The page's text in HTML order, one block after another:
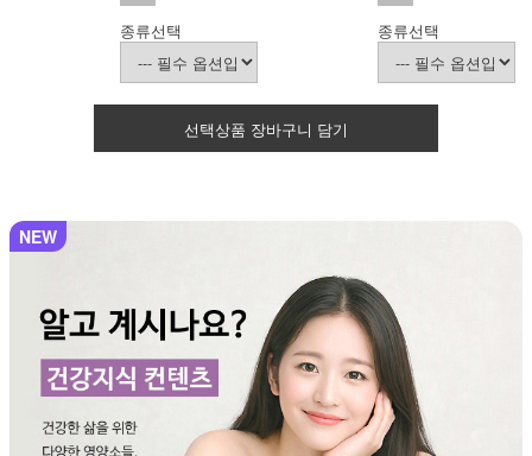
종류선택 종류선택
선택상품 장바구니 담기
NEW